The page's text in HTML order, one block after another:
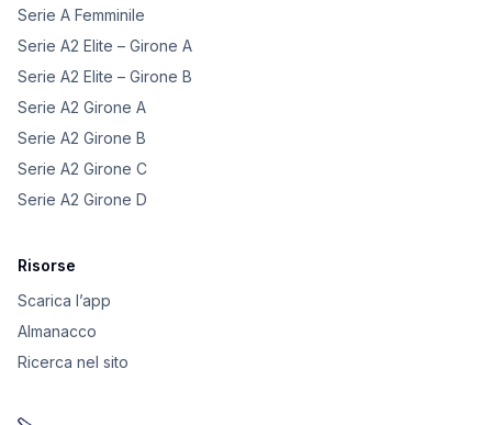
Serie A Femminile
Serie A2 Elite – Girone A
Serie A2 Elite – Girone B
Serie A2 Girone A
Serie A2 Girone B
Serie A2 Girone C
Serie A2 Girone D
Risorse
Scarica l’app
Almanacco
Ricerca nel sito